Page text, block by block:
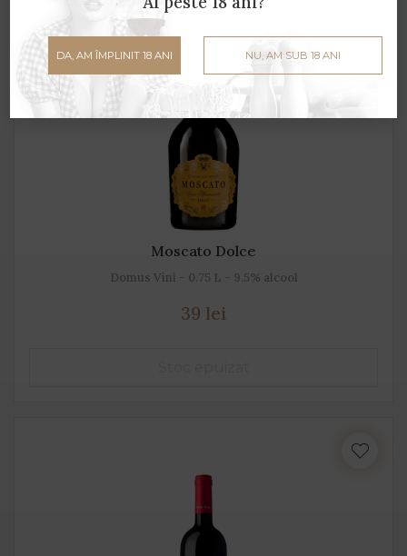
Moscato Dolce
Domus Vini - 0.75 L - 9.5% alcool
39 lei
DA, AM ÎMPLINIT 18 ANI NU, AM SUB 18 ANI